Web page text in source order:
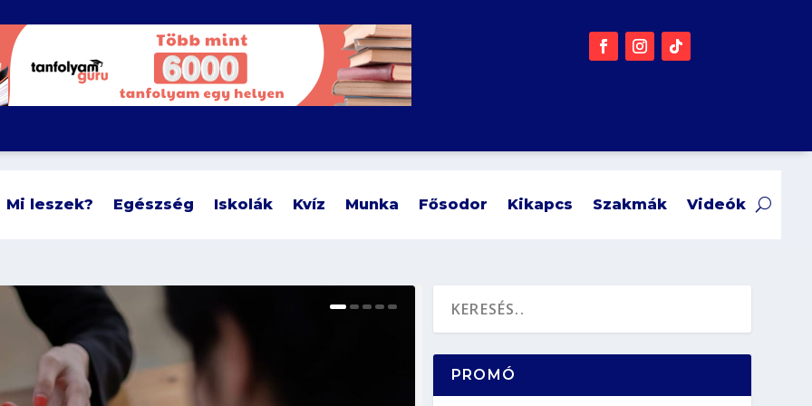
Mi leszek? Egészség Iskolák Kvíz Munka Fősodor Kikapcs Szakmák Videók
PROMÓ